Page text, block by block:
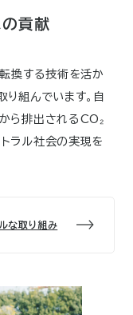
の貢献
換する技術を活か
り組んでいます。自
ら排出されるCO₂
ラル社会の実現を
な取り組み